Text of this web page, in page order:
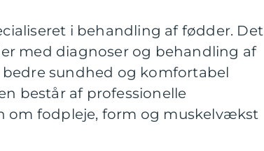
i behandling af fødder. Det
med diagnoser og behandling af
sundhed og komfortabel
består af professionelle
om fodpleje, form og muskelvækst